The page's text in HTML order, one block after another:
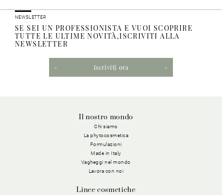
NEWSLETTER
SE SEI UN PROFESSIONISTA E VUOI SCOPRIRE
TUTTE LE ULTIME NOVITÀ,ISCRIVITI ALLA
NEWSLETTER
Iscriviti ora
Il nostro mondo
Chi siamo
La phytocosmetica
Formulazioni
Made in Italy
Vagheggi nel mondo
Lavora con noi
Linee cosmetiche